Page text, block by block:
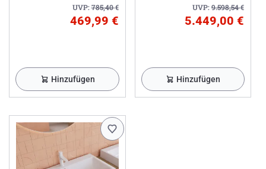
UVP:785,40€
469,99 €
Hinzufügen
UVP:9.598,54€
5.449,00 €
Hinzufügen